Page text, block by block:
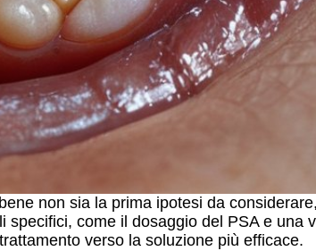
non sia la prima ipotesi da
come il dosaggio del PSA e una
verso la soluzione più efficace.